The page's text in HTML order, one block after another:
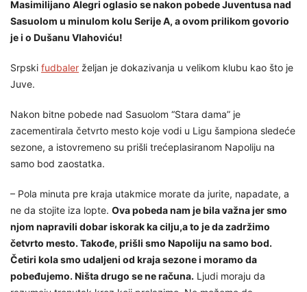
Masimilijano Alegri oglasio se nakon pobede Juventusa nad
Sasuolom u minulom kolu Serije A, a ovom prilikom govorio
je i o Dušanu Vlahoviću!
Srpski fudbaler željan je dokazivanja u velikom klubu kao što je
Juve.
Nakon bitne pobede nad Sasuolom “Stara dama” je
zacementirala četvrto mesto koje vodi u Ligu šampiona sledeće
sezone, a istovremeno su prišli trećeplasiranom Napoliju na
samo bod zaostatka.
– Pola minuta pre kraja utakmice morate da jurite, napadate, a
ne da stojite iza lopte. Ova pobeda nam je bila važna jer smo
njom napravili dobar iskorak ka cilju,a to je da zadržimo
četvrto mesto. Takođe, prišli smo Napoliju na samo bod.
Četiri kola smo udaljeni od kraja sezone i moramo da
pobeđujemo. Ništa drugo se ne računa. Ljudi moraju da